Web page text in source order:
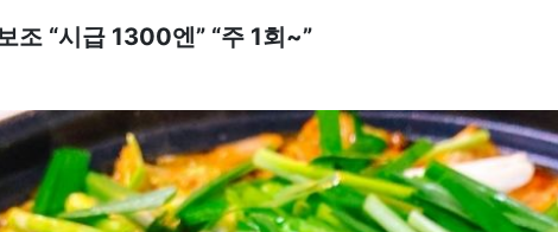
조 “시급 1300엔” “주 1회~”